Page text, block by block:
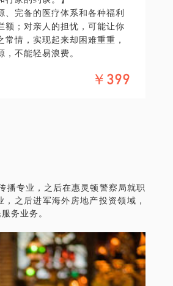
University New Zeala
，我都可以有针对性的指点一
完备的医疗体系和各种福利
额；对亲人的担忧，可能让你
情，实现起来却困难重重，
不能轻易浪费。
，在真假善恶中走了一圈，熟
于个人的工作经历在当地有
University New Zeala
，我都可以有针对性的指点一
税号、如何使银行开具保障
￥399
专业，之后在惠灵顿警察局就职
之后进军海外房地产投资领域，
务业务。